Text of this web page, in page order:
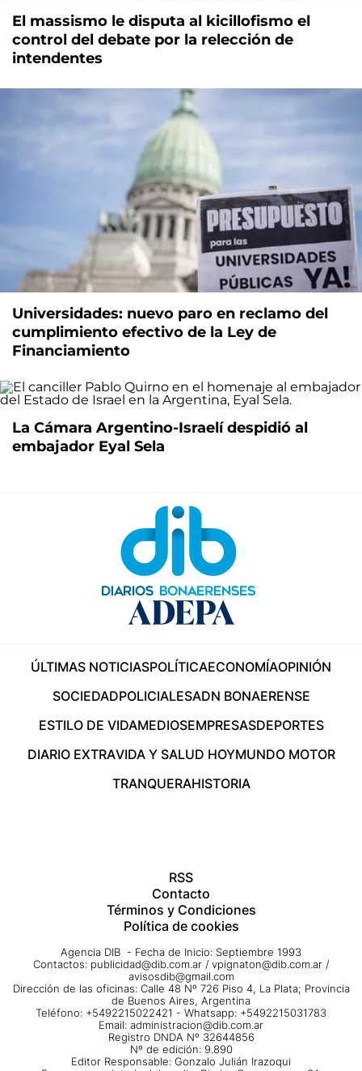
El massismo le disputa al kicillofismo el
control del debate por la relección de
intendentes
Universidades: nuevo paro en reclamo del
cumplimiento efectivo de la Ley de
Financiamiento
La Cámara Argentino-Israelí despidió al
embajador Eyal Sela
ÚLTIMAS NOTICIASPOLÍTICAECONOMÍAOPINIÓN
SOCIEDADPOLICIALESADN BONAERENSE
ESTILO DE VIDAMEDIOSEMPRESASDEPORTES
DIARIO EXTRAVIDA Y SALUD HOYMUNDO MOTOR
TRANQUERAHISTORIA
RSS
Contacto
Términos y Condiciones
Política de cookies
Agencia DIB - Fecha de Inicio: Septiembre 1993
Contactos: publicidad@dib.com.ar / vpignaton@dib.com.ar /
avisosdib@gmail.com
Dirección de las oficinas: Calle 48 Nº 726 Piso 4, La Plata; Provincia
de Buenos Aires, Argentina
Teléfono: +5492215022421 - Whatsapp: +5492215031783
Email: administracion@dib.com.ar
Registro DNDA Nº 32644856
Nº de edición: 9.890
Editor Responsable: Gonzalo Julián Irazoqui